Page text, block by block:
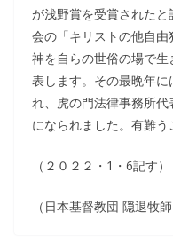
が浅野賞を受賞された
会の「キリストの他自
神を自らの世俗の場で
表します。その最晩年
れ、虎の門法律事務所
になられました。有難う
（２０２２・1
（日本基督教団 隠退牧師